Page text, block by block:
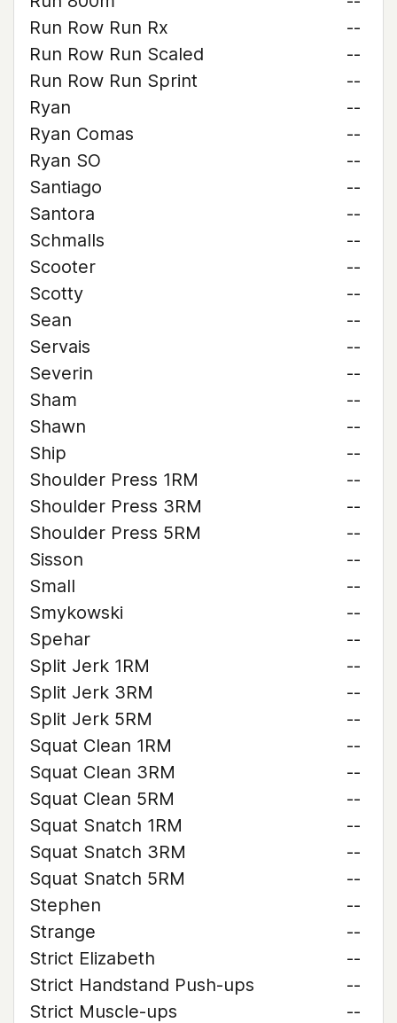
Run Row Run Rx
--
Run Row Run Scaled
--
Run Row Run Sprint
--
Ryan
--
Ryan Comas
--
Ryan SO
--
Santiago
--
Santora
--
Schmalls
--
Scooter
--
Scotty
--
Sean
--
Servais
--
Severin
--
Sham
--
Shawn
--
Ship
--
Shoulder Press 1RM
--
Shoulder Press 3RM
--
Shoulder Press 5RM
--
Sisson
--
Small
--
Smykowski
--
Spehar
--
Split Jerk 1RM
--
Split Jerk 3RM
--
Split Jerk 5RM
--
Squat Clean 1RM
--
Squat Clean 3RM
--
Squat Clean 5RM
--
Squat Snatch 1RM
--
Squat Snatch 3RM
--
Squat Snatch 5RM
--
Stephen
--
Strange
--
Strict Elizabeth
--
Strict Handstand Push-ups
--
Strict Muscle-ups
--